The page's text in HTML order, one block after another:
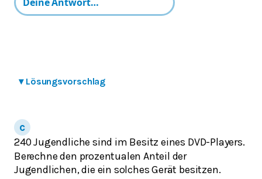
▾ Lösungsvorschlag
240 Jugendliche sind im Besitz eines DVD-Players.
Berechne den prozentualen Anteil der
Jugendlichen, die ein solches Gerät besitzen.